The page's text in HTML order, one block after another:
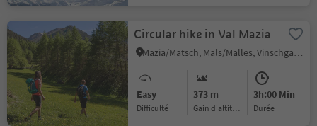
Circular hike in Val Mazia
Mazia/Matsch, Mals/Malles, Vinschgau/Val Venosta
Easy
Difficulté
373 m
Gain d'altitude
3h:00 Min
durée